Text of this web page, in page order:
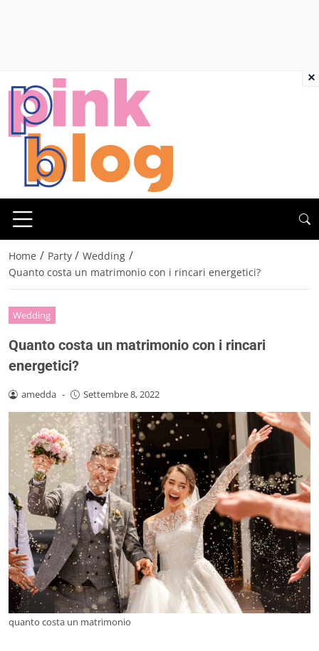
Home / Party / Wedding /
Quanto costa un matrimonio con i rincari energetici?
Wedding
Quanto costa un matrimonio con i rincari
energetici?
amedda - Settembre 8, 2022
quanto costa un matrimonio
×